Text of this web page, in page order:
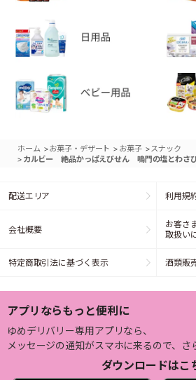
ホーム >お菓子・デザート > お菓子 > スナック
> カルビー 絶品かっぱえびせん 鳴門の塩とわさ
配送エリア 利用規
会社概要
お客さ
取扱い
特定商取引法に基づく表示 酒類販
アプリならもっと便利に
ゆめデリバリー専用アプリなら、
メッセージの通知がスマホに来るので、さ
ダウンロードはこ